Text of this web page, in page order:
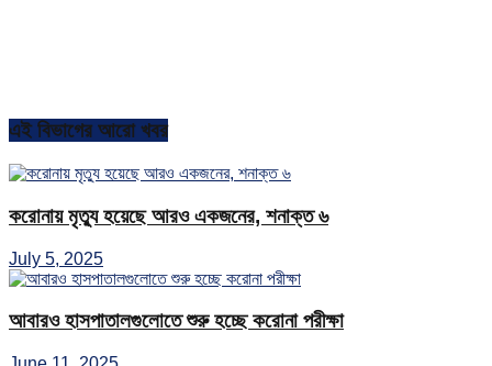
এই বিভাগের আরো খবর
করোনায় মৃত্যু হয়েছে আরও একজনের, শনাক্ত ৬
July 5, 2025
আবারও হাসপাতালগুলোতে শুরু হচ্ছে করোনা পরীক্ষা